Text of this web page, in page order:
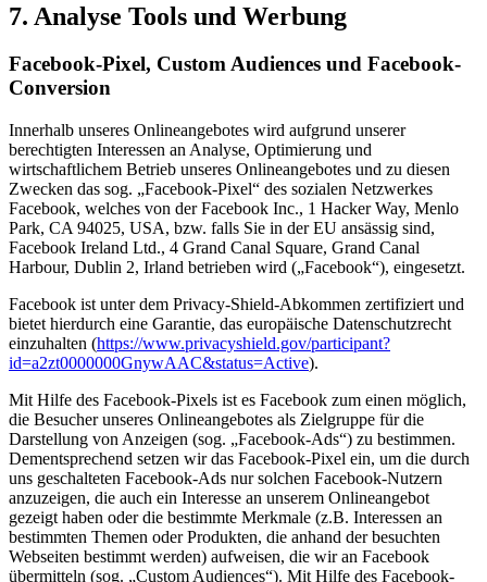
7. Analyse Tools und Werbung
Facebook-Pixel, Custom Audiences und Facebook-
Conversion
Innerhalb unseres Onlineangebotes wird aufgrund unserer
berechtigten Interessen an Analyse, Optimierung und
wirtschaftlichem Betrieb unseres Onlineangebotes und zu diesen
Zwecken das sog. „Facebook-Pixel“ des sozialen Netzwerkes
Facebook, welches von der Facebook Inc., 1 Hacker Way, Menlo
Park, CA 94025, USA, bzw. falls Sie in der EU ansässig sind,
Facebook Ireland Ltd., 4 Grand Canal Square, Grand Canal
Harbour, Dublin 2, Irland betrieben wird („Facebook“), eingesetzt.
Facebook ist unter dem Privacy-Shield-Abkommen zertifiziert und
bietet hierdurch eine Garantie, das europäische Datenschutzrecht
einzuhalten (https://www.privacyshield.gov/participant?
id=a2zt0000000GnywAAC&status=Active).
Mit Hilfe des Facebook-Pixels ist es Facebook zum einen möglich,
die Besucher unseres Onlineangebotes als Zielgruppe für die
Darstellung von Anzeigen (sog. „Facebook-Ads“) zu bestimmen.
Dementsprechend setzen wir das Facebook-Pixel ein, um die durch
uns geschalteten Facebook-Ads nur solchen Facebook-Nutzern
anzuzeigen, die auch ein Interesse an unserem Onlineangebot
gezeigt haben oder die bestimmte Merkmale (z.B. Interessen an
bestimmten Themen oder Produkten, die anhand der besuchten
Webseiten bestimmt werden) aufweisen, die wir an Facebook
übermitteln (sog. „Custom Audiences“). Mit Hilfe des Facebook-